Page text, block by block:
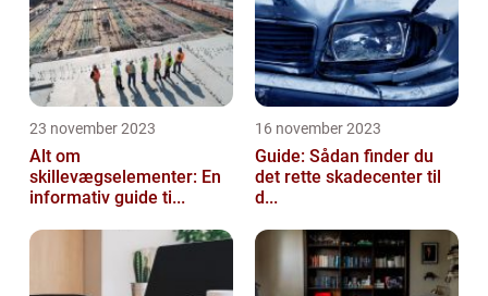
23 november 2023
Alt om
skillevægselementer: En
informativ guide ti...
16 november 2023
Guide: Sådan finder du
det rette skadecenter til
d...